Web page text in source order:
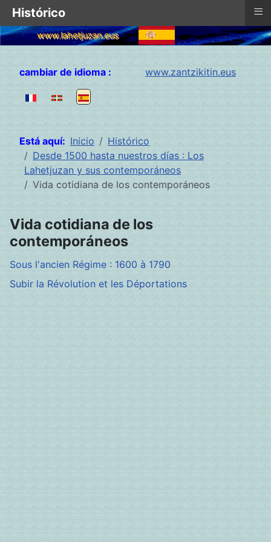
www.lahetjuzan.eus
Seleccione su idioma
cambiar de idioma : www.zantzikitin.eus
Está aquí: Inicio
Histórico
Desde 1500 hasta nuestros días : Los
Lahetjuzan y sus contemporáneos
Vida cotidiana de los contemporáneos
Vida cotidiana de los
contemporáneos
Sous l'ancien Régime : 1600 à 1790
Subir la Révolution et les Déportations
Histórico ≡